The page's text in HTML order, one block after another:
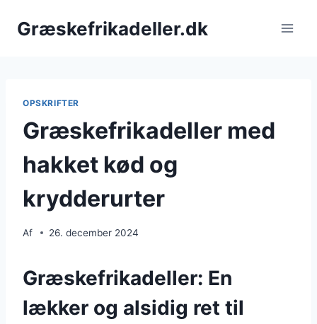
Græskefrikadeller.dk
OPSKRIFTER
Græskefrikadeller med
hakket kød og
krydderurter
Af 26. december 2024
Græskefrikadeller: En
lækker og alsidig ret til